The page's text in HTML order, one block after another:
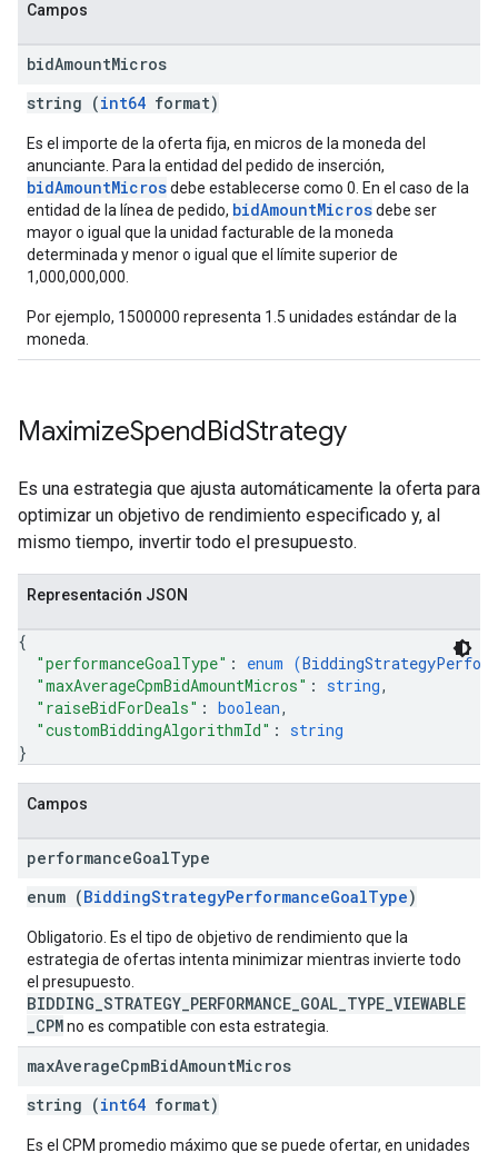
Campos
bidAmountMicros
string (int64 format)
Es el importe de la oferta fija, en micros de la moneda del
anunciante. Para la entidad del pedido de inserción,
bidAmountMicrosdebe establecerse como 0. En el caso de la
entidad de la línea de pedido, bidAmountMicrosdebe ser
mayor o igual que la unidad facturable de la moneda
determinada y menor o igual que el límite superior de
1,000,000,000.
Por ejemplo, 1500000 representa 1.5 unidades estándar de la
moneda.
MaximizeSpendBidStrategy
Es una estrategia que ajusta automáticamente la oferta para
optimizar un objetivo de rendimiento especificado y, al
mismo tiempo, invertir todo el presupuesto.
Representación JSON
{
"performanceGoalType" : enum (
"maxAverageCpmBidAmountMicros" : string,
"raiseBidForDeals" : boolean,
"customBiddingAlgorithmId" : string
}
Campos
performanceGoalType
enum (BiddingStrategyPerformanceGoalType)
Obligatorio. Es el tipo de objetivo de rendimiento que la
estrategia de ofertas intenta minimizar mientras invierte todo
el presupuesto.
BIDDING_STRATEGY_PERFORMANCE_GOAL_TYPE_VIEWABLE
_CPMno es compatible con esta estrategia.
maxAverageCpmBidAmountMicros
string (int64 format)
Es el CPM promedio máximo que se puede ofertar, en unidades